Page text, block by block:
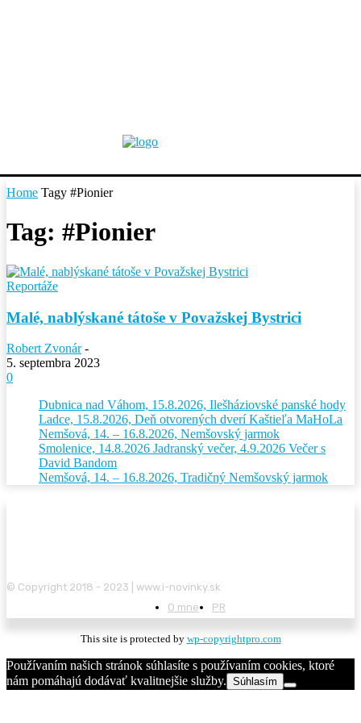
Home Tagy #Pionier
Tag: #Pionier
Reportáže
Malé, nablýskané tátoše v Považskej Bystrici
Robert Zvonár -
5. septembra 2023
0
Dubnica nad Váhom, 15.8.2026, Ilešháziovské panské hody
Ladce, 15.8.2026, Deň otvorených dverí Kaštieľa MaHoLa
Nemšová, 14. – 16.8.2026, Nemšovský jarmok
Smolenice, 14.8.2026 Jadranský večer, 4.9.2026 Večer s
David Bandom
Nemšová, 14. – 16.8.2026, Tradičný Nemšovský jarmok
© Copyright 2018 - 2023 | www.i-novinky.sk
O mne
PR
This site is protected by wp-copyrightpro.com
Používaním našich stránok súhlasíte s používaním cookies, ktoré
nám pomáhajú dodávať kvalitnejšie služby. Súhlasím